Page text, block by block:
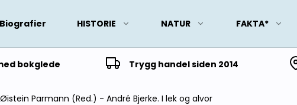
Biografier HISTORIE NATUR FAKTA*
bokglede Trygg handel siden 2014
Øistein Parmann (Red.) - André Bjerke. I lek og alvor